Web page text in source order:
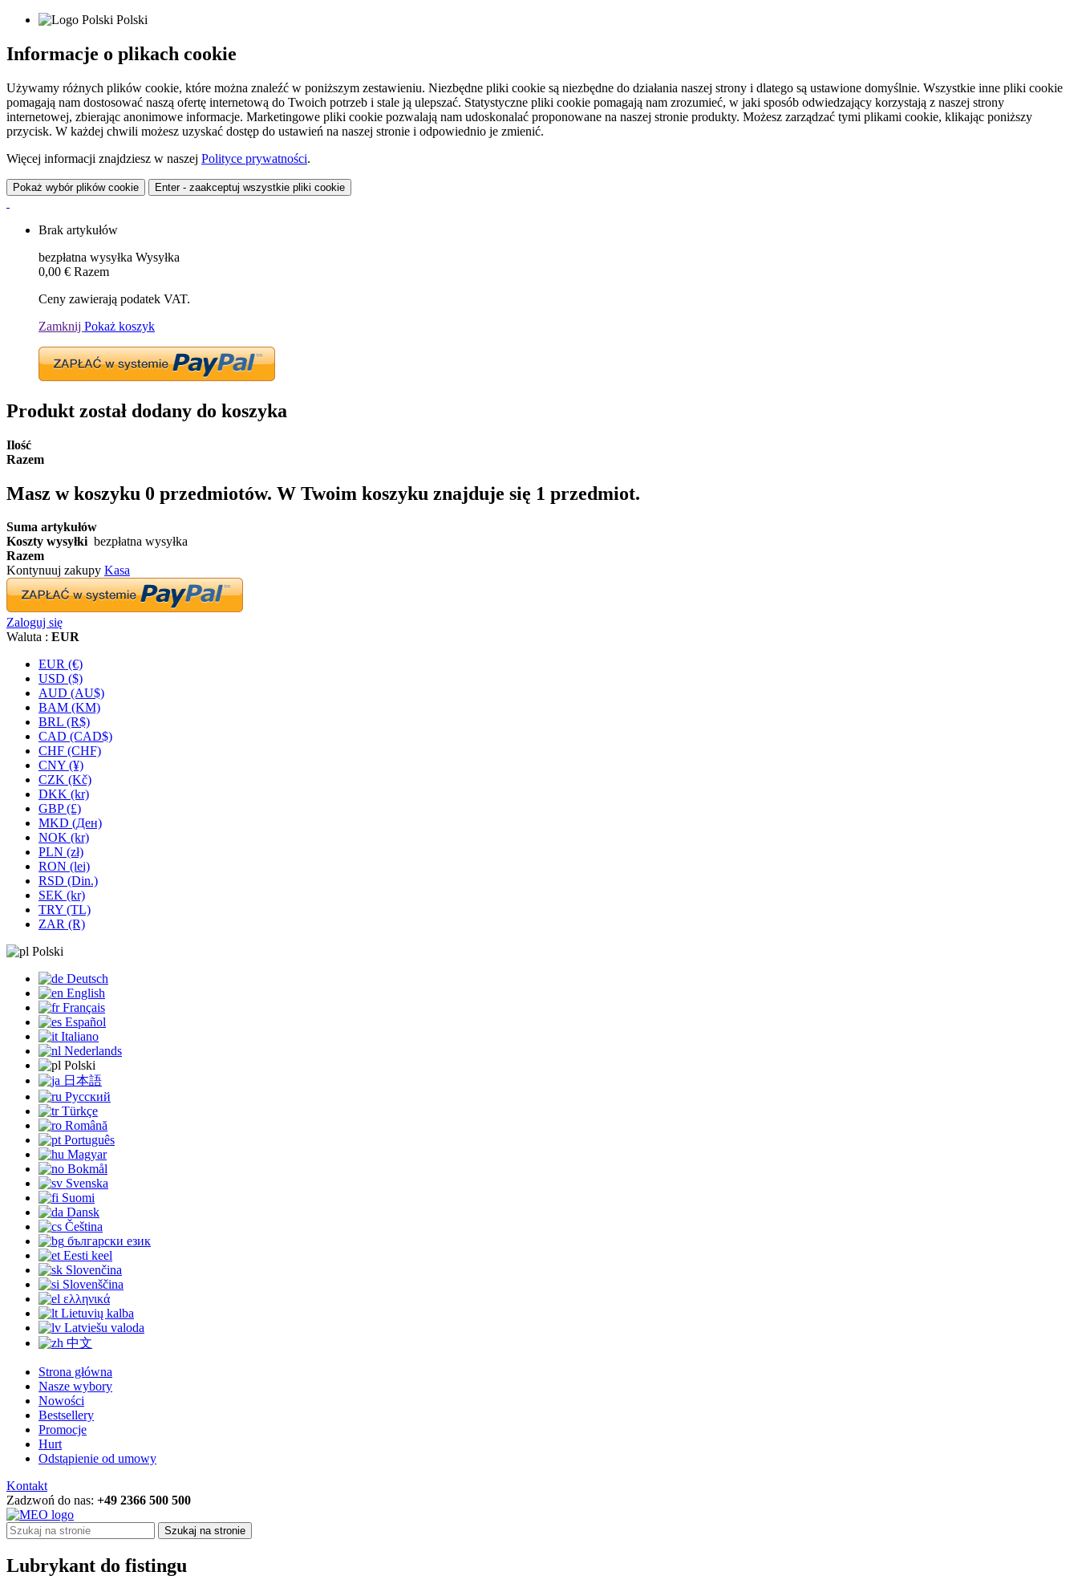
Polski
Informacje o plikach cookie
Używamy różnych plików cookie, które można znaleźć w poniższym zestawieniu. Niezbędne pliki cookie są niezbędne do działania naszej strony i dlatego są ustawione domyślnie. Wszystkie inne pliki cookie
pomagają nam dostosować naszą ofertę internetową do Twoich potrzeb i stale ją ulepszać. Statystyczne pliki cookie pomagają nam zrozumieć, w jaki sposób odwiedzający korzystają z naszej strony
internetowej, zbierając anonimowe informacje. Marketingowe pliki cookie pozwalają nam udoskonalać proponowane na naszej stronie produkty. Możesz zarządzać tymi plikami cookie, klikając poniższy
przycisk. W każdej chwili możesz uzyskać dostęp do ustawień na naszej stronie i odpowiednio je zmienić.
Więcej informacji znajdziesz w naszej Polityce prywatności.
Pokaż wybór plików cookie Enter - zaakceptuj wszystkie pliki cookie
Brak artykułów
bezpłatna wysyłka Wysyłka
0,00 € Razem
Ceny zawierają podatek VAT.
Zamknij Pokaż koszyk
Produkt został dodany do koszyka
Ilość
Razem
Masz w koszyku 0 przedmiotów. W Twoim koszyku znajduje się 1 przedmiot.
Suma artykułów
Koszty wysyłki bezpłatna wysyłka
Razem
Kontynuuj zakupy Kasa
Zaloguj się
Waluta : EUR
EUR (€)
USD ($)
AUD (AU$)
BAM (KM)
BRL (R$)
CAD (CAD$)
CHF (CHF)
CNY (¥)
CZK (Kč)
DKK (kr)
GBP (£)
MKD (Ден)
NOK (kr)
PLN (zł)
RON (lei)
RSD (Din.)
SEK (kr)
TRY (TL)
ZAR (R)
Polski
Deutsch
English
Français
Español
Italiano
Nederlands
Polski
日本語
Русский
Türkçe
Română
Português
Magyar
Bokmål
Svenska
Suomi
Dansk
Čeština
български език
Eesti keel
Slovenčina
Slovenščina
ελληνικά
Lietuvių kalba
Latviešu valoda
中文
Strona główna
Nasze wybory
Nowości
Bestsellery
Promocje
Hurt
Odstąpienie od umowy
Kontakt
Zadzwoń do nas: +49 2366 500 500
Szukaj na stronie
Lubrykant do fistingu